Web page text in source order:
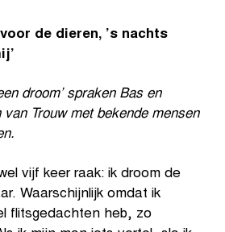
de dieren, ’s nachts
droom’ spraken Bas en
Trouw met bekende mensen
vijf keer raak: ik droom de
Waarschijnlijk omdat ik
flitsgedachten heb, zo